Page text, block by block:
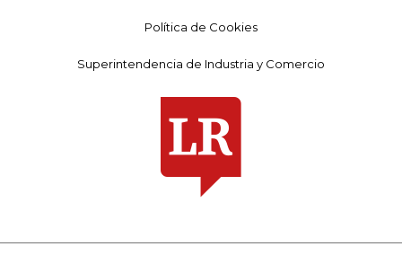
Política de Cookies
Superintendencia de Industria y Comercio